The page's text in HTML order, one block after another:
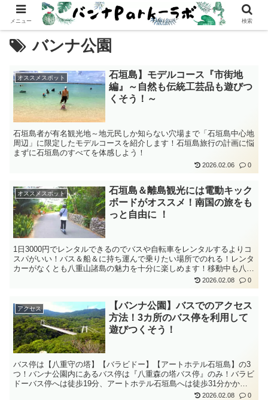
バンナ公園
オススメスポット
石垣島】モデルコース『市街地
編』～自然も伝統工芸品も遊びつ
くそう！～
石垣島者が有名観光地～地元民しか知らない穴場まで「石垣島中心地
周辺」に限定したモデルコースを紹介します！石垣島旅行の計画に悩
まずに石垣島のすべてを体感しよう！
2026.02.06 0
オススメスポット
石垣島＆離島観光には電動キック
ボードがオススメ！南国の旅をも
っと自由に ！
1日3000円でレンタルできるのでバスや自転車をレンタルするよりコ
スパがいい！バス＆船＆に持ち運んで乗りたい場所でのれる！レンタ
カーがなくとも八重山諸島の魅力を十分に楽しめます！移動中も八重
2026.02.08 0
アクセス
【バンナ公園】バスでのアクセス
方法！3カ所のバス停を利用して
遊びつくそう！
バス停は【八重守の塔】【バラビドー】【アートホテル石垣島】の3
つ！バンナ公園内にあるバス停は『八重森の塔バス停』のみ！バラビ
ドーバス停へは徒歩19分、アートホテル石垣島へは徒歩31分かか
る。市街地から近いバンナ公園で石垣島の大自然を楽しもう
2026.02.08 0
メニュー 検索